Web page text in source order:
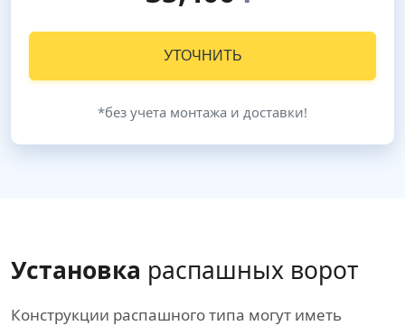
УТОЧНИТЬ
*без учета монтажа и доставки!
Установка распашных ворот
Конструкции распашного типа могут иметь